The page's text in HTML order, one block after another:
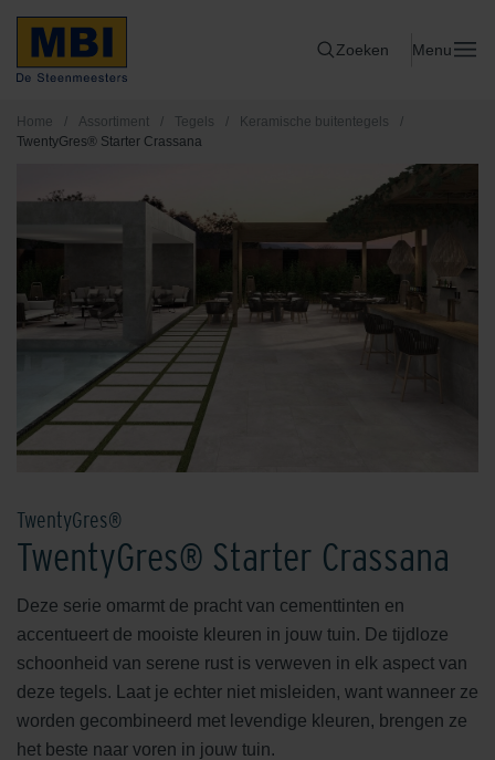
Zoeken Menu
Home / Assortiment / Tegels / Keramische buitentegels
/
TwentyGres® Starter Crassana
TwentyGres®
TwentyGres® Starter Crassana
Deze serie omarmt de pracht van cementtinten en
accentueert de mooiste kleuren in jouw tuin. De tijdloze
schoonheid van serene rust is verweven in elk aspect van
deze tegels. Laat je echter niet misleiden, want wanneer ze
worden gecombineerd met levendige kleuren, brengen ze
het beste naar voren in jouw tuin.